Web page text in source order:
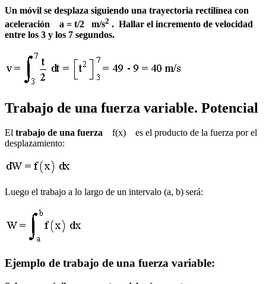
Un móvil se desplaza siguiendo una trayectoria rectilínea con
aceleración a = t/2 m/s2 . Hallar el incremento de velocidad
entre los 3 y los 7 segundos.
Trabajo de una fuerza variable. Potencial
El trabajo de una fuerza f(x) es el producto de la fuerza por el
desplazamiento:
Luego el trabajo a lo largo de un intervalo (a, b) será:
Ejemplo de trabajo de una fuerza variable: